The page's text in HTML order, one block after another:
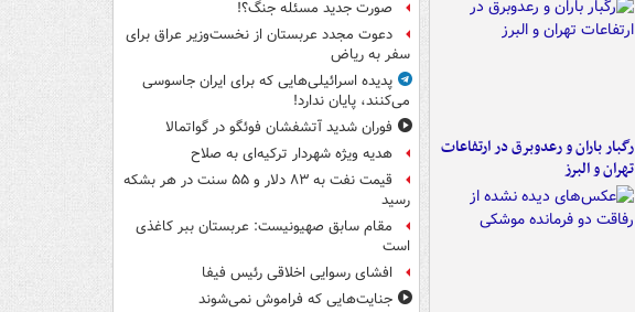
رگبار باران و رعدوبرق در ارتفاعات
تهران و البرز
صورت جدید مسئله جنگ؟!
دعوت مجدد عربستان از نخست‌وزیر عراق برای
سفر به ریاض
پدیده اسرائیلی‌هایی که برای ایران جاسوسی
می‌کنند، پایان ندارد!
فوران شدید آتشفشان فوئگو در گواتمالا
هدیه ویژه شهردار ترکیه‌ای به صلاح
قیمت نفت به ۸۳ دلار و ۵۵ سنت در هر بشکه
رسید
مقام سابق صهیونیست: عربستان ببر کاغذی
است
افشای رسوایی اخلاقی رئیس فیفا
جنایت‌هایی که فراموش نمی‌شوند